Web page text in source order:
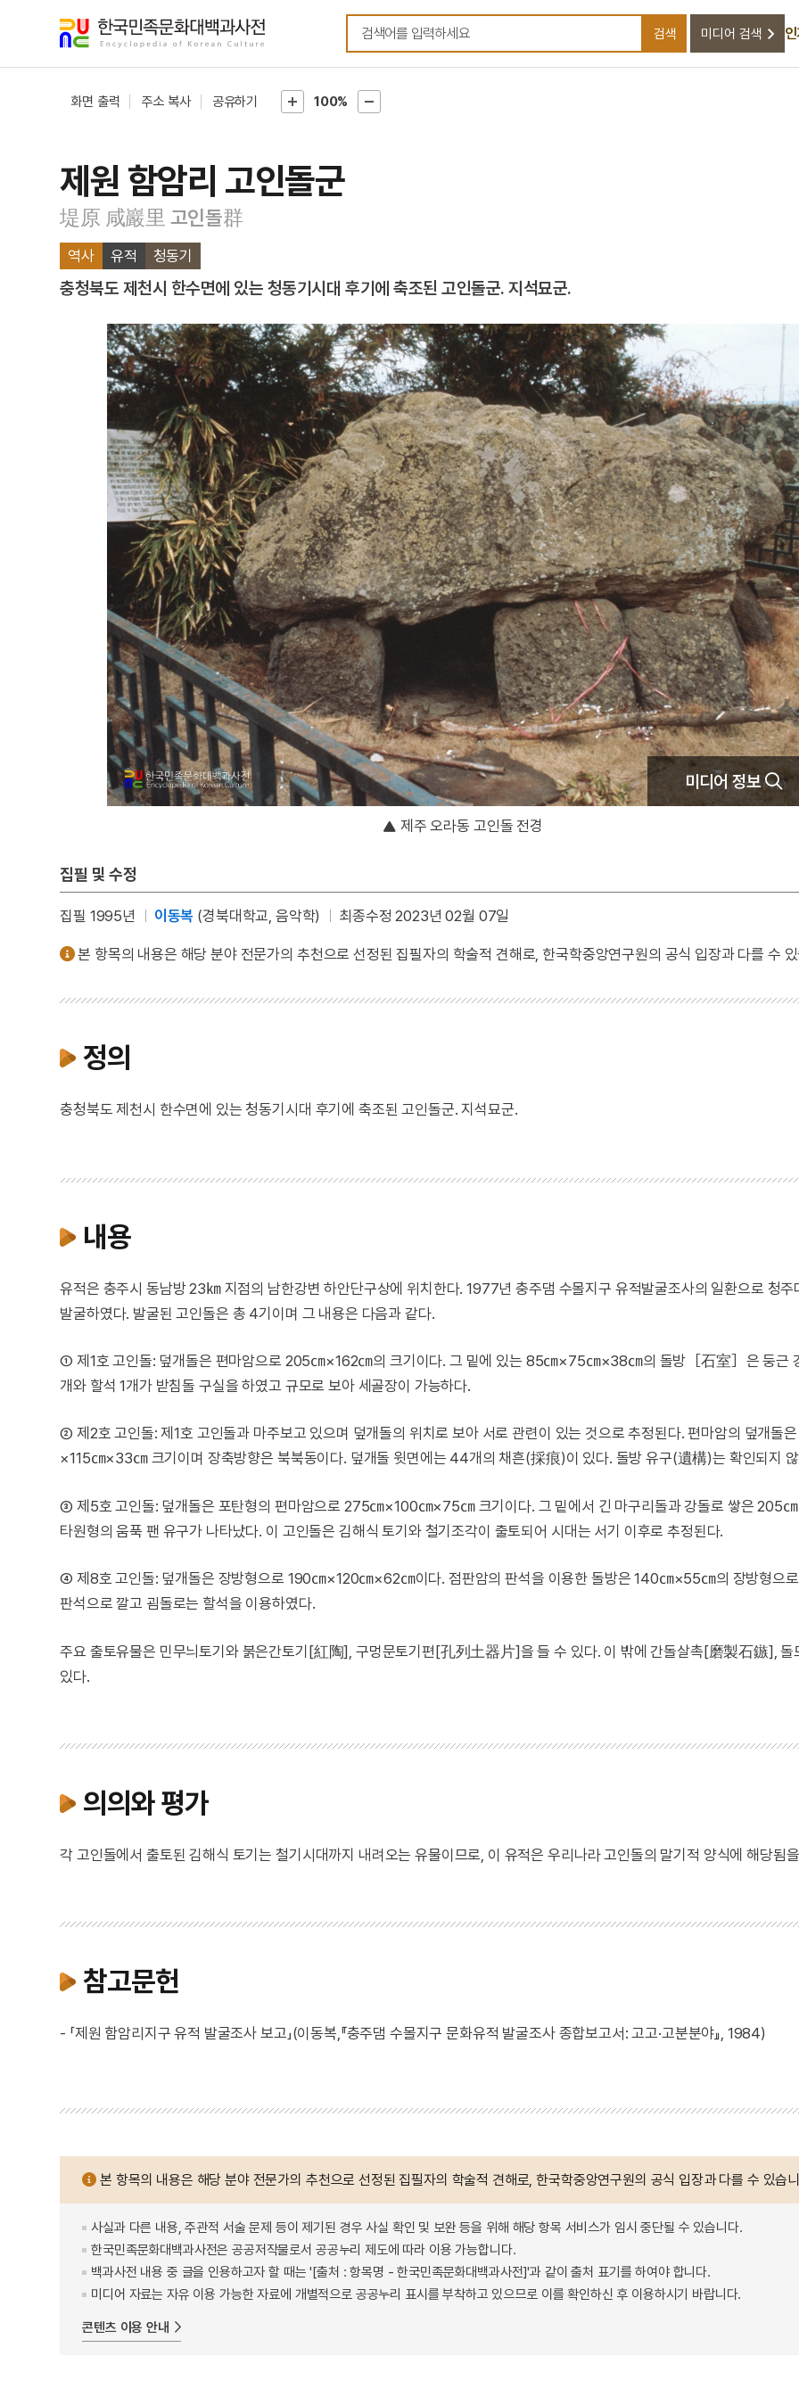
검색어를 입력하세요
검색 미디어 검색
화면 출력 주소 복사 공유하기 100%
제원 함암리 고인돌군
堤原 咸巖里 고인돌群
역사 유적 청동기
충청북도 제천시 한수면에 있는 청동기시대 후기에 축조된 고인돌군. 지석묘군.
미디어 정보
제주 오라동 고인돌 전경
집필 및 수정
집필 1995년 이동복 (경북대학교, 음악학) 최종수정 2023년 02월 07일
본 항목의 내용은 해당 분야 전문가의 추천으로 선정된 집필자의 학술적 견해로, 한국학중앙연구원의 공식 입장과 다를 수
정의
충청북도 제천시 한수면에 있는 청동기시대 후기에 축조된 고인돌군. 지석묘군.
내용
유적은 충주시 동남방 23㎞ 지점의 남한강변 하안단구상에 위치한다. 1977년 충주댐 수몰지구 유적발굴조사의 일환으로 청주
발굴하였다. 발굴된 고인돌은 총 4기이며 그 내용은 다음과 같다.
① 제1호 고인돌: 덮개돌은 편마암으로 205㎝×162㎝의 크기이다. 그 밑에 있는 85㎝×75㎝×38㎝의 돌방［石室］은 둥근
개와 할석 1개가 받침돌 구실을 하였고 규모로 보아 세골장이 가능하다.
② 제2호 고인돌: 제1호 고인돌과 마주보고 있으며 덮개돌의 위치로 보아 서로 관련이 있는 것으로 추정된다. 편마암의 덮개돌
×115㎝×33㎝ 크기이며 장축방향은 북북동이다. 덮개돌 윗면에는 44개의 채흔(採痕)이 있다. 돌방 유구(遺構)는 확인되지
③ 제5호 고인돌: 덮개돌은 포탄형의 편마암으로 275㎝×100㎝×75㎝ 크기이다. 그 밑에서 긴 마구리돌과 강돌로 쌓은 205
타원형의 움푹 팬 유구가 나타났다. 이 고인돌은 김해식 토기와 철기조각이 출토되어 시대는 서기 이후로 추정된다.
④ 제8호 고인돌: 덮개돌은 장방형으로 190㎝×120㎝×62㎝이다. 점판암의 판석을 이용한 돌방은 140㎝×55㎝의 장방형으
판석으로 깔고 굄돌로는 할석을 이용하였다.
주요 출토유물은 민무늬토기와 붉은간토기[紅陶], 구멍문토기편[孔列土器片]을 들 수 있다. 이 밖에 간돌살촉[磨製石鏃], 돌
있다.
의의와 평가
각 고인돌에서 출토된 김해식 토기는 철기시대까지 내려오는 유물이므로, 이 유적은 우리나라 고인돌의 말기적 양식에 해당됨
참고문헌
- 「제원 함암리지구 유적 발굴조사 보고」(이동복,『충주댐 수몰지구 문화유적 발굴조사 종합보고서: 고고·고분분야』, 1984)
본 항목의 내용은 해당 분야 전문가의 추천으로 선정된 집필자의 학술적 견해로, 한국학중앙연구원의 공식 입장과 다를 수 있습
사실과 다른 내용, 주관적 서술 문제 등이 제기된 경우 사실 확인 및 보완 등을 위해 해당 항목 서비스가 임시 중단될 수 있습니다.
한국민족문화대백과사전은 공공저작물로서 공공누리 제도에 따라 이용 가능합니다.
백과사전 내용 중 글을 인용하고자 할 때는 '[출처 : 항목명 - 한국민족문화대백과사전]'과 같이 출처 표기를 하여야 합니다.
미디어 자료는 자유 이용 가능한 자료에 개별적으로 공공누리 표시를 부착하고 있으므로 이를 확인하신 후 이용하시기 바랍니다.
콘텐츠 이용 안내